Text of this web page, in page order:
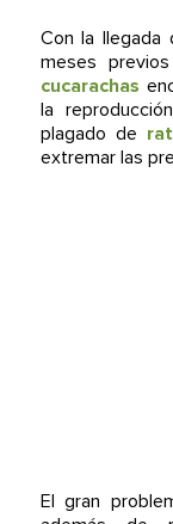
Con la llegada
meses
cucarachas
la
plagado de
extremar las
El gran